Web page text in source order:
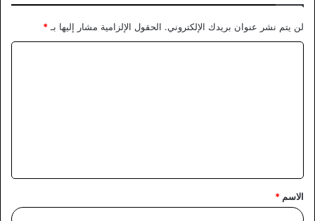
لن يتم نشر عنوان بريدك الإلكتروني. الحقول الإلزامية مشار إليها بـ*
ق
*
الاسم *